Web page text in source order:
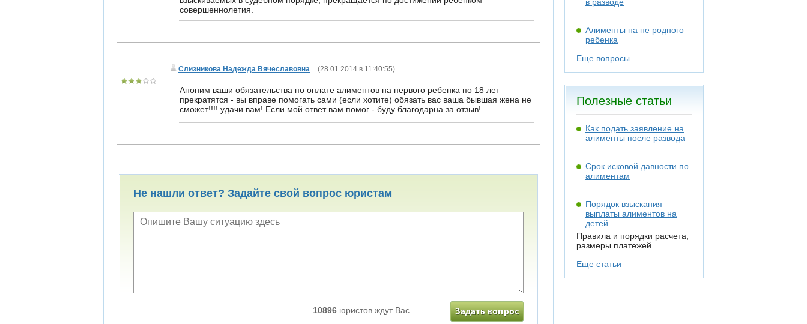
совершеннолетия.
Слизникова Надежда Вячеславовна (28.01.2014 в 11:40:55)
Аноним ваши обязательства по оплате алиментов на первого ребенка по 18 лет
прекратятся - вы вправе помогать сами (если хотите) обязать вас ваша бывшая жена не
сможет!!!! удачи вам! Если мой ответ вам помог - буду благодарна за отзыв!
Не нашли ответ? Задайте свой вопрос юристам
10896 юристов ждут Вас
Алименты на не родного
ребенка
Еще вопросы
Полезные статьи
Как подать заявление на
алименты после развода
Срок исковой давности по
алиментам
Порядок взыскания
выплаты алиментов на
детей
Правила и порядки расчета,
размеры платежей
Еще статьи